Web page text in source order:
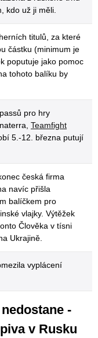
kdo už ji měli.
titulů, za které
částku (minimum je
poputuje jako pomoc
tohoto balíku by
pro hry
Teamfight
5.-12. března putují
česká firma
navíc přišla
balíčkem pro
vlajky. Výtěžek
Člověka v tísni
Ukrajině.
vyplácení
-
v Rusku